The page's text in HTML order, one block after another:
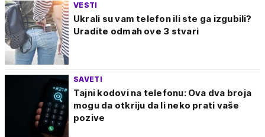
VESTI
Ukrali su vam telefon ili ste ga izgubili?
Uradite odmah ove 3 stvari
SAVETI
Tajni kodovi na telefonu: Ova dva broja
mogu da otkriju da li neko prati vaše
pozive